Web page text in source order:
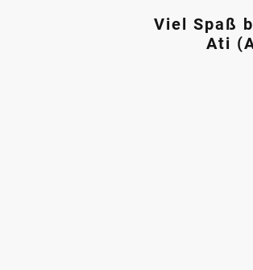
Viel Spaß
Ati